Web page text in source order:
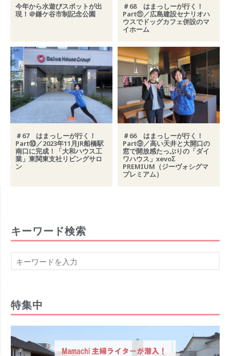
今年から水遊びスポットが出
現！＠鎌ケ谷市制記念公園
＃68 はまっしーが行く！
Part⑪／広島建設セナリオハ
ウスでドッグカフェ併設のマ
イホーム
＃67 はまっしーが行く！
Part⑩／2023年11月JR船橋駅
南口に完成！「大和ハウス工
業」東関東支社リビングサロ
ン
＃66 はまっしーが行く！
Part⑨／高い天井と大開口の
窓で開放感たっぷりの「ダイ
ワハウス」xevoΣ
PREMIUM（ジーヴォシグマ
プレミアム）
キーワード検索
特集中